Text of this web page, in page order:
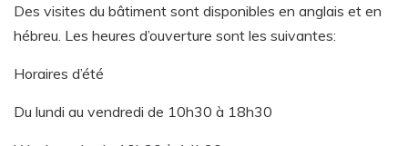
Des visites du bâtiment sont disponibles en anglais et en
hébreu. Les heures d’ouverture sont les suivantes:
Horaires d’été
Du lundi au vendredi de 10h30 à 18h30